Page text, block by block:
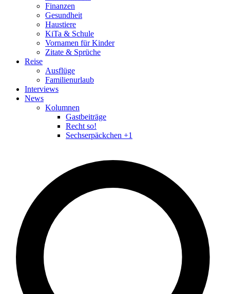
Finanzen
Gesundheit
Haustiere
KiTa & Schule
Vornamen für Kinder
Zitate & Sprüche
Reise
Ausflüge
Familienurlaub
Interviews
News
Kolumnen
Gastbeiträge
Recht so!
Sechserpäckchen +1